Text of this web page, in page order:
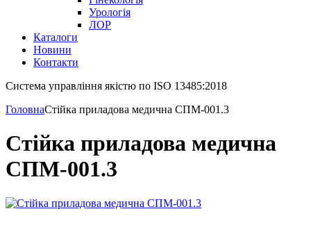
Урологія
ЛОР
Каталоги
Новини
Контакти
Система управління якістю по ISO 13485:2018
ГоловнаСтійка приладова медична СПМ-001.3
Стійка приладова медична
СПМ-001.3